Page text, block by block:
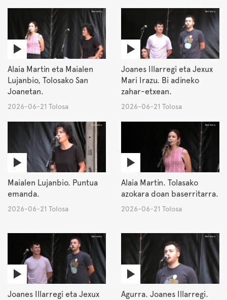
Alaia Martin eta Maialen
Lujanbio, Tolosako San
Joanetan.
2026-06-21 Tolosa
Joanes Illarregi eta Jexux
Mari Irazu. Bi adineko
zahar-etxean.
2026-06-21 Tolosa
Maialen Lujanbio. Puntua
emanda.
2026-06-21 Tolosa
Alaia Martin. Tolasako
azokara doan baserritarra.
2026-06-21 Tolosa
Joanes Illarregi eta Jexux
Agurra. Joanes Illarregi.